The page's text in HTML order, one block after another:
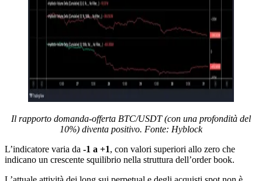
Il rapporto domanda-offerta BTC/USDT (con una profondità del
10%) diventa positivo. Fonte: Hyblock
L’indicatore varia da -1 a +1, con valori superiori allo zero che
indicano un crescente squilibrio nella struttura dell’order book.